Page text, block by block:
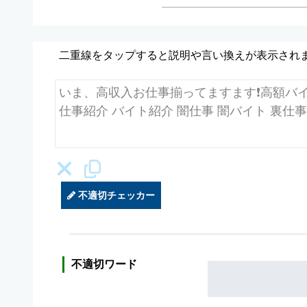
二重線をタップすると説明や言い換えが表示され
不適切チェッカー
不適切ワード